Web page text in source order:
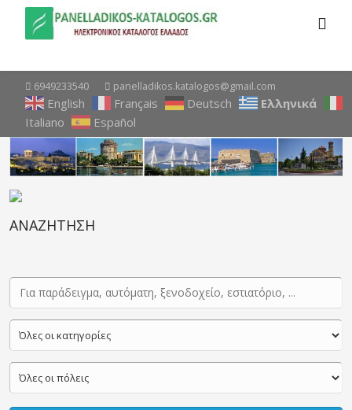
6949233540 panelladikos.katalogos@gmail.com
English Français Deutsch
Ελληνικά
Italiano
Español
ΑΝΑΖΗΤΗΣΗ